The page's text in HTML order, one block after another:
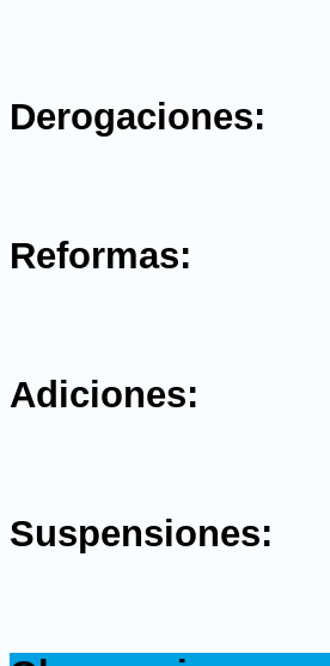
Derogaciones:
Reformas:
Adiciones:
Suspensiones: